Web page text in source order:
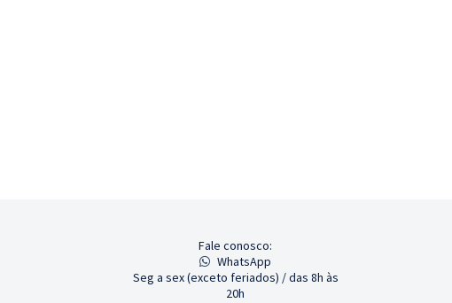
Fale conosco:
WhatsApp
Seg a sex (exceto feriados) / das 8h às
20h